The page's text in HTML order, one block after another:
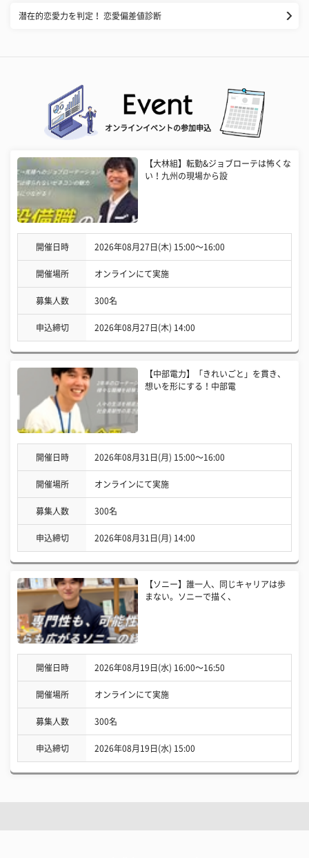
潜在的恋愛力を判定！ 恋愛偏差値診断
オンラインイベントの参加申込
【大林組】転勤&ジョブローテは怖くな
い！九州の現場から設
開催日時 2026年08月27日(木) 15:00〜16:00
開催場所 オンラインにて実施
募集人数 300名
申込締切 2026年08月27日(木) 14:00
【中部電力】「きれいごと」を貫き、
想いを形にする！中部電
開催日時 2026年08月31日(月) 15:00〜16:00
開催場所 オンラインにて実施
募集人数 300名
申込締切 2026年08月31日(月) 14:00
【ソニー】誰一人、同じキャリアは歩
まない。ソニーで描く、
開催日時 2026年08月19日(水) 16:00〜16:50
開催場所 オンラインにて実施
募集人数 300名
申込締切 2026年08月19日(水) 15:00